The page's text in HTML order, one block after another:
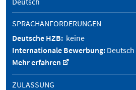
SPRACHANFORDERUNGEN
Deutsche HZB: keine
Internationale Bewerbung: Deutsch
Mehr erfahren
ZULASSUNG